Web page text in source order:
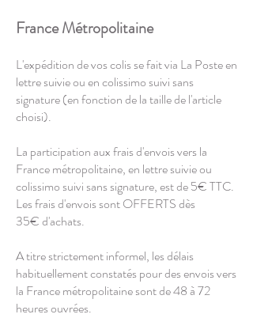
France Métropolitaine
L'expédition de vos colis se fait via La Poste en
lettre suivie ou en colissimo suivi sans
signature (en fonction de la taille de l'article
choisi).
La participation aux frais d'envois vers la
France métropolitaine, en lettre suivie ou
colissimo suivi sans signature, est de 5€ TTC.
Les frais d'envois sont OFFERTS dès
35€ d'achats.
A titre strictement informel, les délais
habituellement constatés pour des envois vers
la France métropolitaine sont de 48 à 72
heures ouvrées.